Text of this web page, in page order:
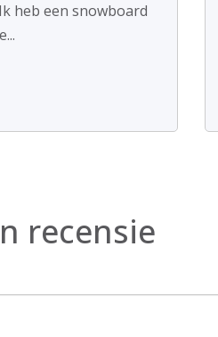
heb een snowboard
recensie